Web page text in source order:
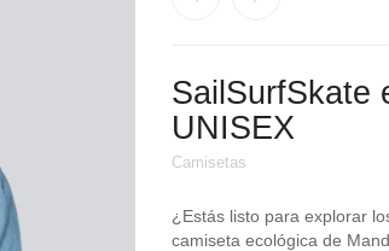
SailSurfSkate
UNISEX
Camisetas
¿Estás listo para explorar
camiseta ecológica de